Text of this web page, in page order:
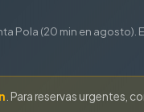
Pola (20 min en agosto).
. Para reservas urgentes,